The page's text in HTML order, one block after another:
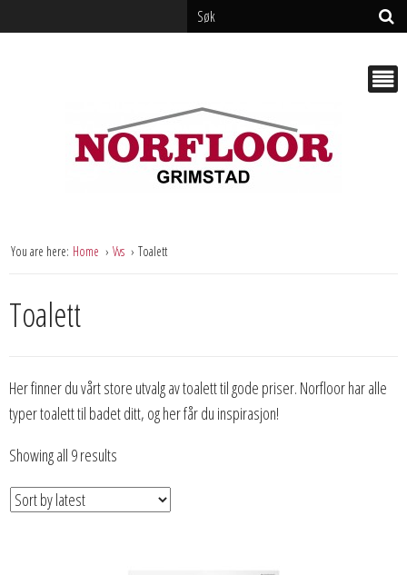
You are here: Home Vvs Toalett
Toalett
Her finner du vårt store utvalg av toalett til gode priser. Norfloor har alle
typer toalett til badet ditt, og her får du inspirasjon!
Showing all 9 results